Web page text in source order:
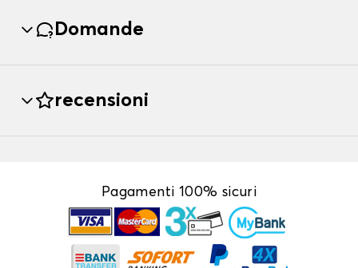
Domande
recensioni
Pagamenti 100% sicuri